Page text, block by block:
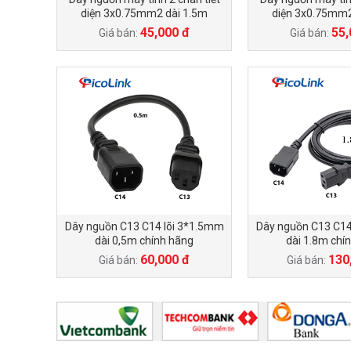
diện 3x0.75mm2 dài 1.5m
Giá bán: 45,000 đ
diện
Giá bán:
Dây nguồn C13 C14 lõi 3*1.5mm
dài 0,5m chính hãng
Giá bán: 60,000 đ
Dây nguồn C13
dài 1.8m
Giá bán: